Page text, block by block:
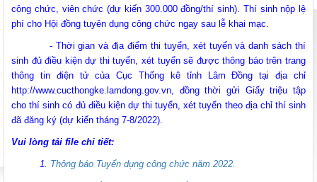
công chức, viên chức (dự kiến 300.000 đồng/thí sinh). Thí sinh nộp lệ
phí cho Hội đồng tuyên dụng công chức ngay sau lễ khai mạc.
- Thời gian và địa điểm thi tuyển, xét tuyển và danh sách thí
sinh đủ điều kiện dự thi tuyển, xét tuyển sẽ được thông báo trên trang
thông tin điện tử của Cục Thống kê tỉnh Lâm Đồng tại địa chỉ
http://www.cucthongke.lamdong.gov.vn, đồng thời gửi Giấy triệu tập
cho thí sinh có đủ điều kiện dự thi tuyển, xét tuyển theo địa chỉ thí sinh
đã đăng ký (dự kiến tháng 7-8/2022).
Vui lòng tải file chi tiết:
1. Thông báo Tuyển dụng công chức năm 2022.
gia đình